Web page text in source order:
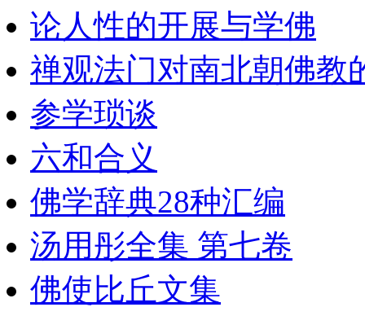
论人性的开展与学佛
禅观法门对南北朝佛教
参学琐谈
六和合义
佛学辞典28种汇编
汤用彤全集 第七卷
佛使比丘文集